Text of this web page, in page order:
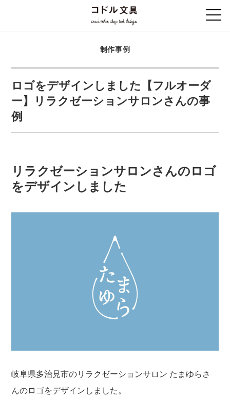
制作事例
ロゴをデザインしました【フルオーダ
ー】リラクゼーションサロンさんの事
例
リラクゼーションサロンさんのロゴ
をデザインしました
岐阜県多治見市のリラクゼーションサロン たまゆらさ
んのロゴをデザインしました。